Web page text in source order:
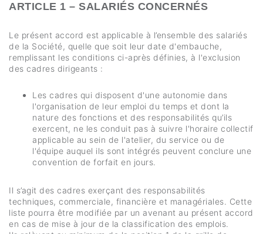
ARTICLE 1 – SALARIÉS CONCERNÉS
Le présent accord est applicable à l’ensemble des salariés
de la Société, quelle que soit leur date d'embauche,
remplissant les conditions ci-après définies, à l'exclusion
des cadres dirigeants :
Les cadres qui disposent d'une autonomie dans
l'organisation de leur emploi du temps et dont la
nature des fonctions et des responsabilités qu’ils
exercent, ne les conduit pas à suivre l'horaire collectif
applicable au sein de l'atelier, du service ou de
l'équipe auquel ils sont intégrés peuvent conclure une
convention de forfait en jours.
Il s’agit des cadres exerçant des responsabilités
techniques, commerciale, financière et managériales. Cette
liste pourra être modifiée par un avenant au présent accord
en cas de mise à jour de la classification des emplois.